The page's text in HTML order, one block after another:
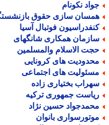
نکونام
سازی حقوق بازنشستگان
فوتبال آسیا
همکاری شانگهای
الاسلام والمسلمین
های کرونایی
های اجتماعی
بختیاری زاده
جمهوری ترکیه
حسین نژاد
بانوان